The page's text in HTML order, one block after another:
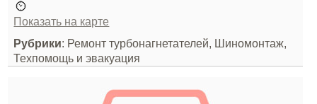
Показать на карте
Рубрики: Ремонт турбонагнетателей, Шиномонтаж,
Техпомощь и эвакуация